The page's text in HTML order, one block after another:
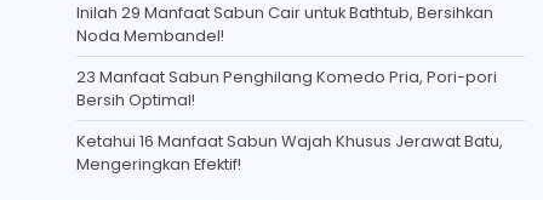
Inilah 29 Manfaat Sabun Cair untuk Bathtub, Bersihkan
Noda Membandel!
23 Manfaat Sabun Penghilang Komedo Pria, Pori-pori
Bersih Optimal!
Ketahui 16 Manfaat Sabun Wajah Khusus Jerawat Batu,
Mengeringkan Efektif!